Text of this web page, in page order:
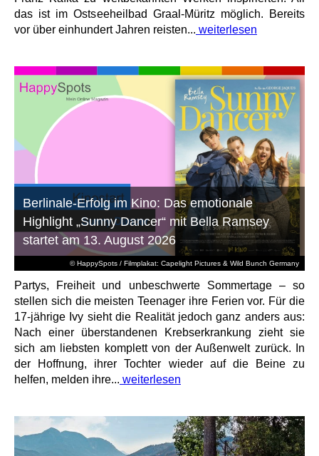
das ist im Ostseeheilbad Graal-Müritz möglich. Bereits
vor über einhundert Jahren reisten... weiterlesen
© HappySpots / Filmplakat: Capelight Pictures & Wild Bunch Germany
Berlinale-Erfolg im Kino: Das emotionale
Highlight „Sunny Dancer“ mit Bella Ramsey
startet am 13. August 2026
Partys, Freiheit und unbeschwerte Sommertage – so
stellen sich die meisten Teenager ihre Ferien vor. Für die
17-jährige Ivy sieht die Realität jedoch ganz anders aus:
Nach einer überstandenen Krebserkrankung zieht sie
sich am liebsten komplett von der Außenwelt zurück. In
der Hoffnung, ihrer Tochter wieder auf die Beine zu
helfen, melden ihre... weiterlesen